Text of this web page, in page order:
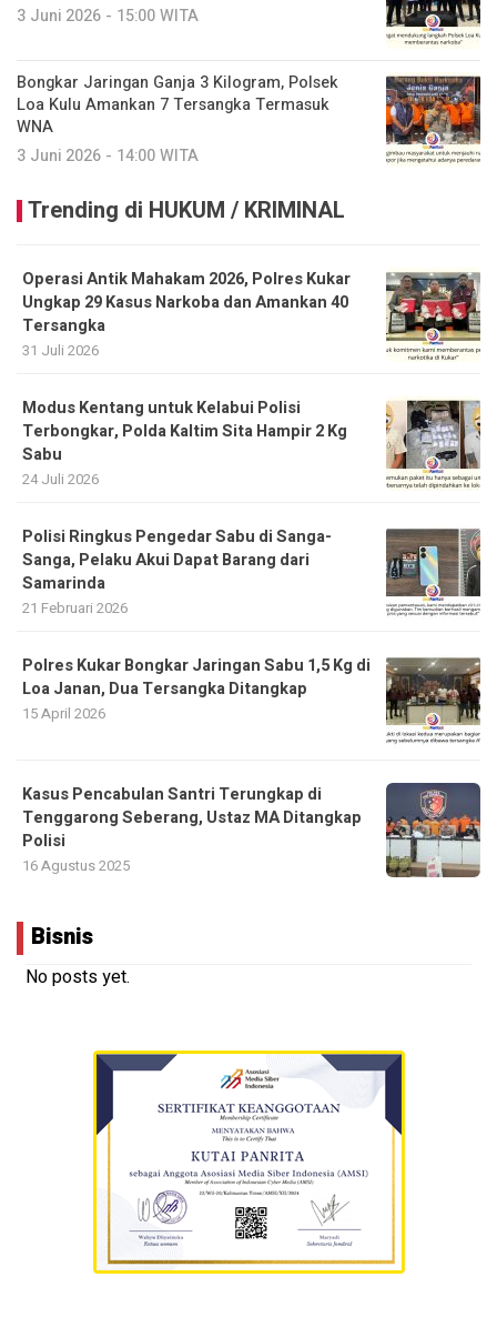
3 Juni 2026 - 15:00 WITA
Bongkar Jaringan Ganja 3 Kilogram, Polsek
Loa Kulu Amankan 7 Tersangka Termasuk
WNA
3 Juni 2026 - 14:00 WITA
Trending di HUKUM / KRIMINAL
Operasi Antik Mahakam 2026, Polres Kukar
Ungkap 29 Kasus Narkoba dan Amankan 40
Tersangka
31 Juli 2026
Modus Kentang untuk Kelabui Polisi
Terbongkar, Polda Kaltim Sita Hampir 2 Kg
Sabu
24 Juli 2026
Polisi Ringkus Pengedar Sabu di Sanga-
Sanga, Pelaku Akui Dapat Barang dari
Samarinda
21 Februari 2026
Polres Kukar Bongkar Jaringan Sabu 1,5 Kg di
Loa Janan, Dua Tersangka Ditangkap
15 April 2026
Kasus Pencabulan Santri Terungkap di
Tenggarong Seberang, Ustaz MA Ditangkap
Polisi
16 Agustus 2025
Bisnis
No posts yet.